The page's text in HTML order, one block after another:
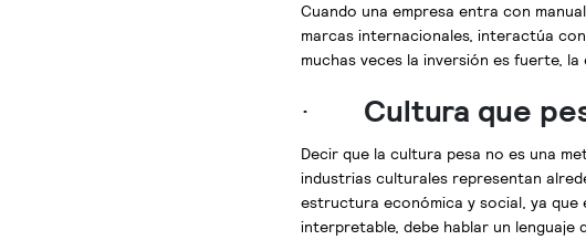
Cuando una empresa entra con
marcas internacionales, interactúa
muchas veces la inversión es fuerte,
· Cultura que
Decir que la cultura pesa no es una
industrias culturales representan
estructura económica y social, ya
interpretable, debe hablar un